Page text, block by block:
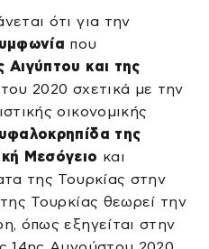
ότι για την
που
Αιγύπτου και της
2020 σχετικά με την
οικονομικής
της
Μεσόγειο και
της Τουρκίας στην
Τουρκίας θεωρεί την
όπως εξηγείται στην